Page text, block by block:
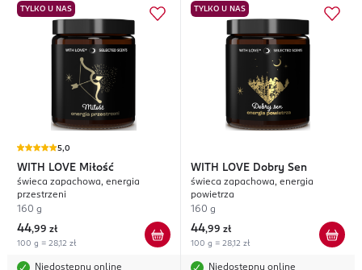
TYLKO U NAS
5,0
WITH LOVE Miłość
świeca zapachowa, energia
przestrzeni
160 g
44,99 zł
100 g = 28,12 zł
Niedostępny online
TYLKO U NAS
WITH LOVE Dobry Sen
świeca zapachowa, energia
powietrza
160 g
44,99 zł
100 g = 28,12 zł
Niedostępny online